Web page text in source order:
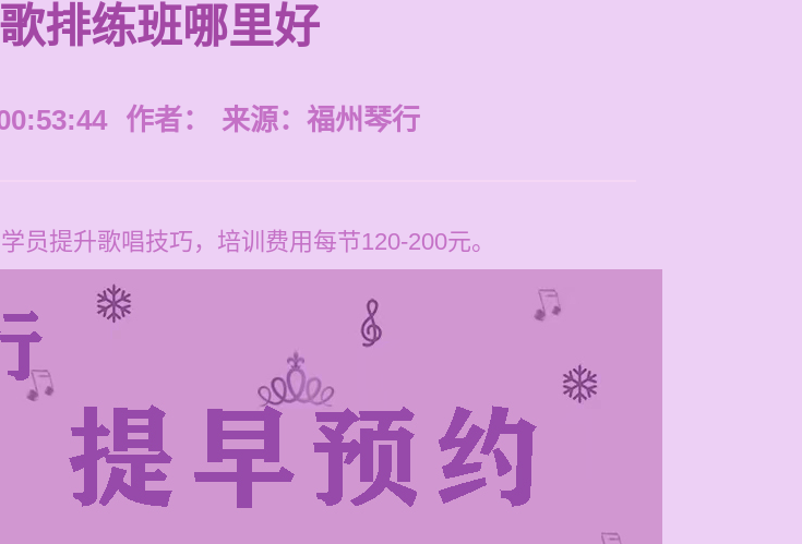
排练班哪里好
作者： 来源： 福州琴行
员提升歌唱技巧，培训费用每节120-200元。